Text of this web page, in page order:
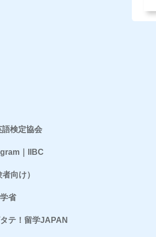
検定協会
｜IIBC
向け）
省
テ！留学JAPAN